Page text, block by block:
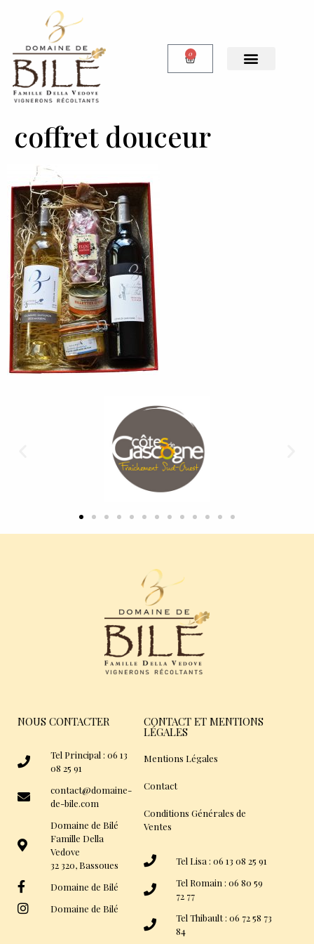
0
coffret douceur
NOUS CONTACTER
Tel Principal : 06 13
08 25 91
contact@domaine-
de-bile.com
Domaine de Bilé
Famille Della
Vedove
32 320, Bassoues
Domaine de Bilé
Domaine de Bilé
CONTACT ET MENTIONS
LÉGALES
Mentions Légales
Contact
Conditions Générales de
Ventes
Tel Lisa : 06 13 08 25 91
Tel Romain : 06 80 59
72 77
Tel Thibault : 06 72 58 73
84